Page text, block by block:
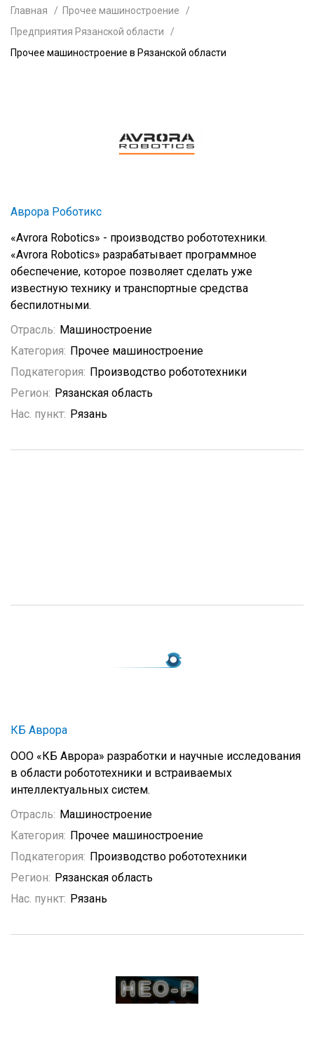
Главная
Прочее машиностроение
Предприятия Рязанской области
Прочее машиностроение в Рязанской области
Аврора Роботикс
«Avrora Robotics» - производство робототехники.
«Avrora Robotics» разрабатывает программное
обеспечение, которое позволяет сделать уже
известную технику и транспортные средства
беспилотными.
Отрасль: Машиностроение
Категория: Прочее машиностроение
Подкатегория: Производство робототехники
Регион: Рязанская область
Нас. пункт: Рязань
КБ Аврора
ООО «КБ Аврора» разработки и научные исследования
в области робототехники и встраиваемых
интеллектуальных систем.
Отрасль: Машиностроение
Категория: Прочее машиностроение
Подкатегория: Производство робототехники
Регион: Рязанская область
Нас. пункт: Рязань